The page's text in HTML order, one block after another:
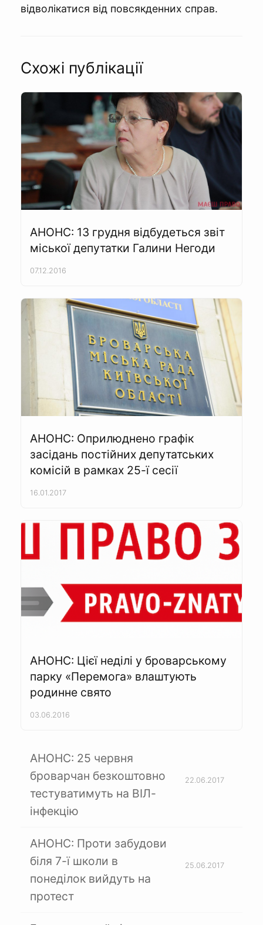
відволікатися від повсякденних справ.
Схожі публікації
АНОНС: 13 грудня відбудеться звіт
міської депутатки Галини Негоди
07.12.2016
АНОНС: Оприлюднено графік
засідань постійних депутатських
комісій в рамках 25-ї сесії
16.01.2017
АНОНС: Цієї неділі у броварському
парку «Перемога» влаштують
родинне свято
03.06.2016
АНОНС: 25 червня
броварчан безкоштовно
тестуватимуть на ВІЛ-
інфекцію
22.06.2017
АНОНС: Проти забудови
біля 7-ї школи в
понеділок вийдуть на
протест
25.06.2017